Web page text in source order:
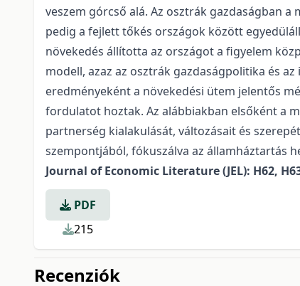
veszem górcső alá. Az osztrák gazdaságban
pedig a fejlett tőkés országok között
növekedés állította az országot a figyelem
modell, azaz az osztrák gazdaságpolitika és
eredményeként a növekedési ütem jelentős
fordulatot hoztak. Az alábbiakban elsőként a
partnerség kialakulását, változásait és
szempontjából, fókuszálva az államháztartás
Journal of Economic Literature (JEL): H62,
PDF
215
Recenziók